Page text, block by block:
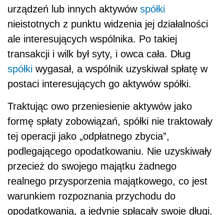
urządzeń lub innych aktywów spółki
nieistotnych z punktu widzenia jej działalności
ale interesujących wspólnika. Po takiej
transakcji i wilk był syty, i owca cała. Dług
spółki wygasał, a wspólnik uzyskiwał spłatę w
postaci interesujących go aktywów spółki.
Traktując owo przeniesienie aktywów jako
formę spłaty zobowiązań, spółki nie traktowały
tej operacji jako „odpłatnego zbycia”,
podlegającego opodatkowaniu. Nie uzyskiwały
przecież do swojego majątku żadnego
realnego przysporzenia majątkowego, co jest
warunkiem rozpoznania przychodu do
opodatkowania, a jedynie spłacały swoje długi.